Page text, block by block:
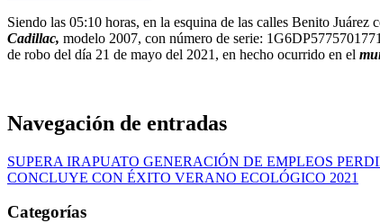
Siendo las 05:10 horas, en la esquina de las calles Benito
Cadillac, modelo 2007, con número de serie:
de robo del día 21 de mayo del 2021, en hecho ocurrido en el
Navegación de entradas
SUPERA IRAPUATO GENERACIÓN DE EMPLEOS
CONCLUYE CON ÉXITO VERANO ECOLÓGICO 2021
Categorías